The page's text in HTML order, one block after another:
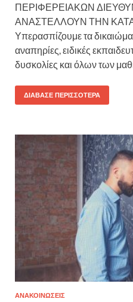
ΠΕΡΙΦΕΡΕΙΑΚΩΝ
ΑΝΑΣΤΕΛΛΟΥΝ ΤΗΝ
Υπερασπίζουμε τα
αναπηρίες, ειδικές
δυσκολίες και όλων των
ΔΙΆΒΑΣΕ ΠΕΡΙΣΣΌΤΕΡΑ
ΑΝΑΚΟΙΝΩΣΕΙΣ